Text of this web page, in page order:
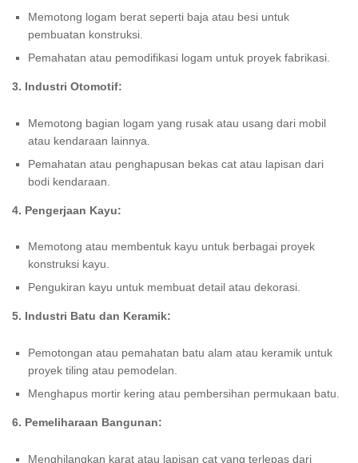
Memotong logam berat seperti baja atau besi untuk
pembuatan konstruksi.
Pemahatan atau pemodifikasi logam untuk proyek fabrikasi.
3. Industri Otomotif:
Memotong bagian logam yang rusak atau usang dari mobil
atau kendaraan lainnya.
Pemahatan atau penghapusan bekas cat atau lapisan dari
bodi kendaraan.
4. Pengerjaan Kayu:
Memotong atau membentuk kayu untuk berbagai proyek
konstruksi kayu.
Pengukiran kayu untuk membuat detail atau dekorasi.
5. Industri Batu dan Keramik:
Pemotongan atau pemahatan batu alam atau keramik untuk
proyek tiling atau pemodelan.
Menghapus mortir kering atau pembersihan permukaan batu.
6. Pemeliharaan Bangunan:
Menghilangkan karat atau lapisan cat yang terlepas dari